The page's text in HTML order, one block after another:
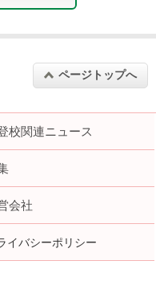
ページトップへ
校関連ニュース
会社
イバシーポリシー